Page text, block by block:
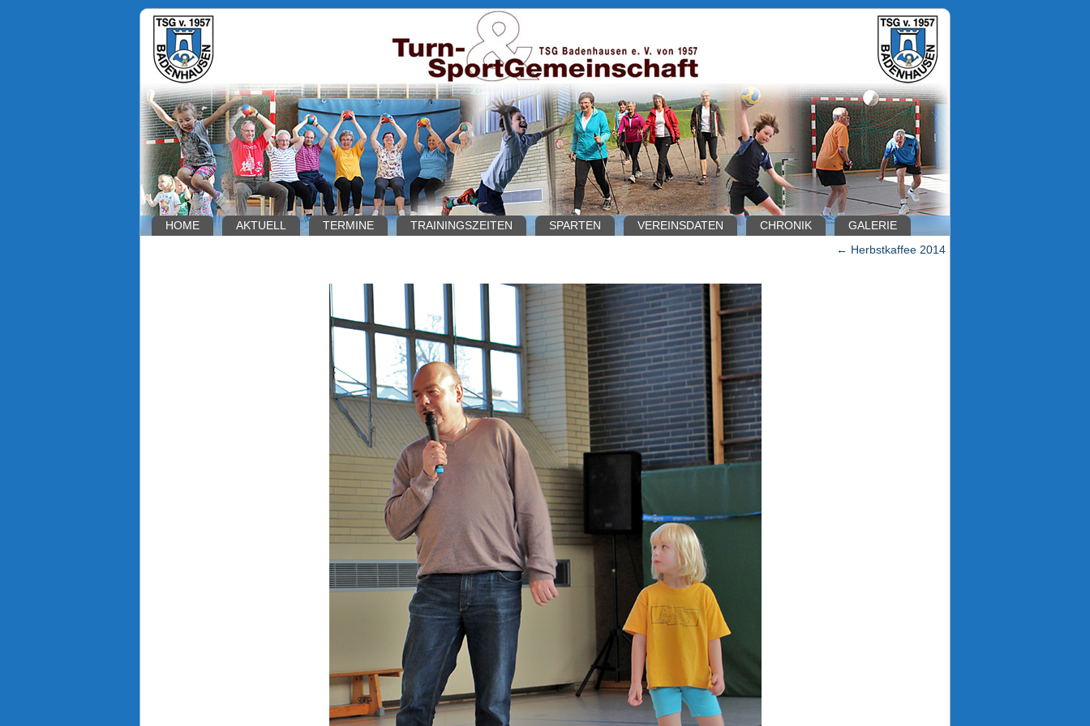
HOME AKTUELL TERMINE TRAININGSZEITEN SPARTEN VEREINSDATEN CHRONIK
GALERIE
← Herbstkaffee 2014